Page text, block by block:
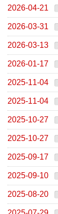
2026-04-21
2026-03-31
2026-03-13
2026-01-17
2025-11-04
2025-11-04
2025-10-27
2025-10-27
2025-09-17
2025-09-10
2025-08-20